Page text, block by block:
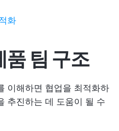
화
품 팀 구조
이해하면 협업을 최적화하
추진하는 데 도움이 될 수